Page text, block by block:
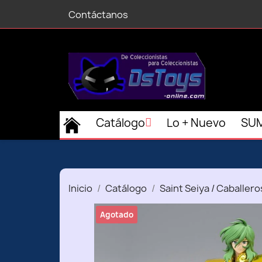
Contáctanos
Catálogo Lo + Nuevo
Inicio Catálogo Saint Seiya /
Agotado